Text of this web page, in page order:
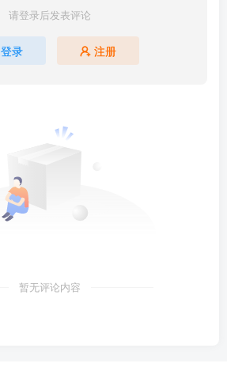
请登录后发表评论
登录 注册
暂无评论内容